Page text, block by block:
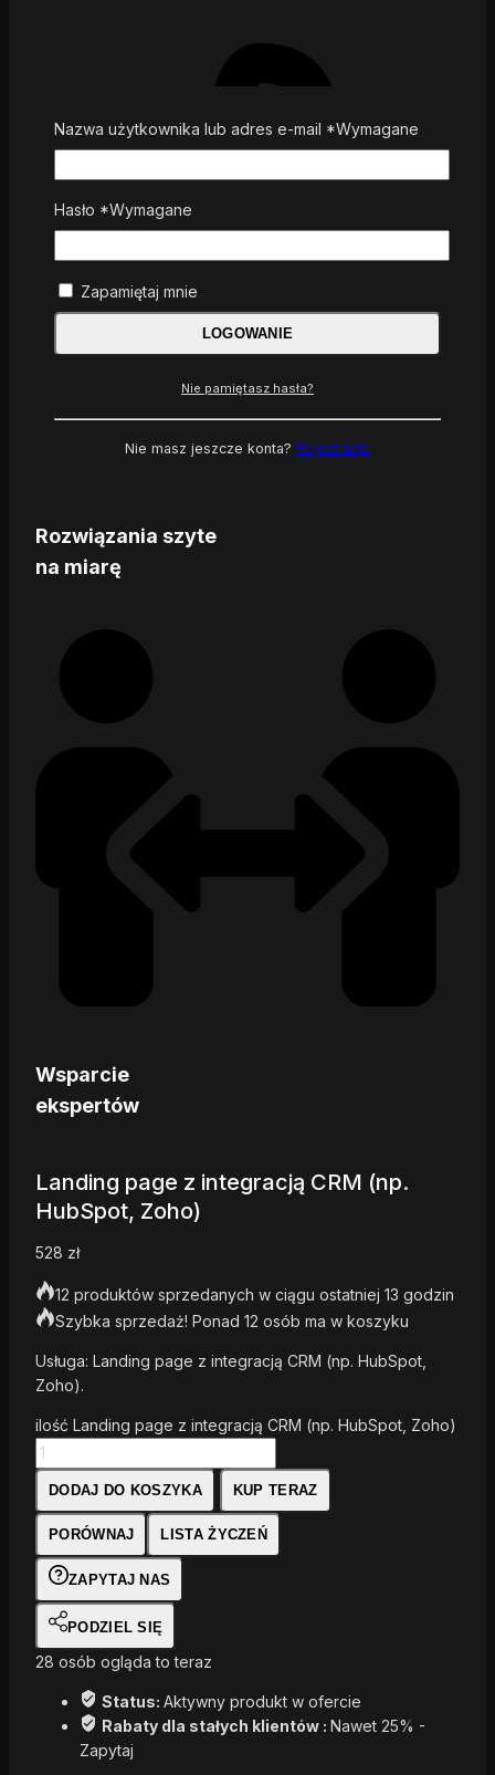
Rozwiązania szyte
na miarę
Wsparcie
ekspertów
Landing page z integracją CRM (np.
HubSpot, Zoho)
528 zł
12 produktów sprzedanych w ciągu ostatniej 13 godzin
Szybka sprzedaż! Ponad 12 osób ma w koszyku
Usługa: Landing page z integracją CRM (np. HubSpot,
Zoho).
ilość Landing page z integracją CRM (np. HubSpot, Zoho)
DODAJ DO KOSZYKA KUP TERAZ
PORÓWNAJ LISTA ŻYCZEŃ
ZAPYTAJ NAS
PODZIEL SIĘ
28 osób ogląda to teraz
Status: Aktywny produkt w ofercie
Rabaty dla stałych klientów : Nawet 25% -
Zapytaj
Nazwa użytkownika lub adres e-mail *Wymagane
Hasło *Wymagane
Zapamiętaj mnie
LOGOWANIE
Nie pamiętasz hasła?
Nie masz jeszcze konta? Rejestracja